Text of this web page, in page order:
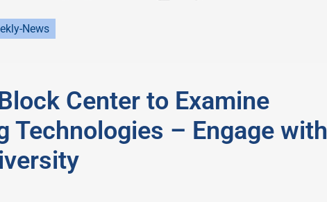
News
Center to Examine
Technologies – Engage with